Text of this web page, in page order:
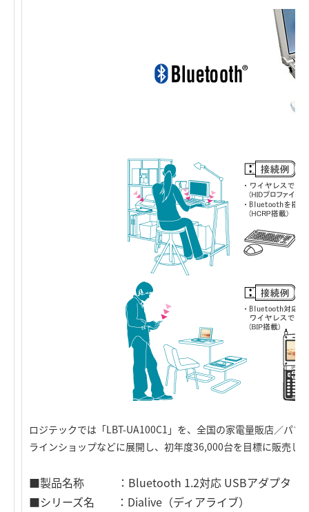
ロジテックでは「LBT-UA100C1」を、全国の家電量販店／パ
ラインショップなどに展開し、初年度36,000台を目標に販売し
■製品名称 ：Bluetooth 1.2対応 USBアダプタ
■シリーズ名 ：Dialive（ディアライブ）